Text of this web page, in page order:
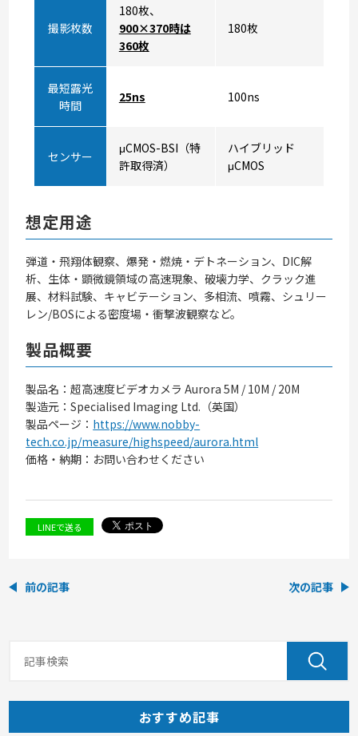
撮影枚数
180枚、
900×370時は
360枚
180枚
最短露光
時間
25ns 100ns
センサー
μCMOS-BSI（特
許取得済）
ハイブリッド
μCMOS
想定用途
弾道・飛翔体観察、爆発・燃焼・デトネーション、DIC解
析、生体・顕微鏡領域の高速現象、破壊力学、クラック進
展、材料試験、キャビテーション、多相流、噴霧、シュリー
レン/BOSによる密度場・衝撃波観察など。
製品概要
製品名：超高速度ビデオカメラ Aurora 5M / 10M / 20M
製造元：Specialised Imaging Ltd.（英国）
製品ページ： https://www.nobby-
tech.co.jp/measure/highspeed/aurora.html
価格・納期：お問い合わせください
LINEで送る
前の記事 次の記事
おすすめ記事